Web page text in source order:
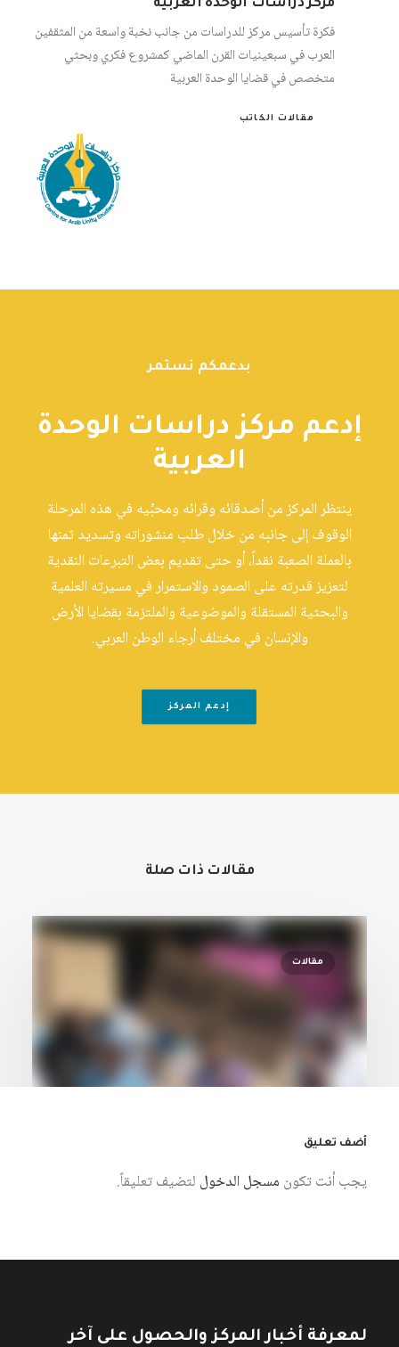
مركز دراسات الوحدة العربية
فكرة تأسيس مركز للدراسات من جانب نخبة واسعة من المثقفين
العرب في سبعينيات القرن الماضي كمشروع فكري وبحثي
متخصص في قضايا الوحدة العربية
مقالات الكاتب
بدعمكم نستمر
إدعم مركز دراسات الوحدة
العربية
ينتظر المركز من أصدقائه وقرائه ومحبِّيه في هذه المرحلة
الوقوف إلى جانبه من خلال طلب منشوراته وتسديد ثمنها
بالعملة الصعبة نقداً، أو حتى تقديم بعض التبرعات النقدية
لتعزيز قدرته على الصمود والاستمرار في مسيرته العلمية
والبحثية المستقلة والموضوعية والملتزمة بقضايا الأرض
والإنسان في مختلف أرجاء الوطن العربي.
إدعم المركز
مقالات ذات صلة
مقالات
27 يوليو، 2026
أضف تعليق
يجب أنت تكون مسجل الدخول لتضيف تعليقاً.
لمعرفة أخبار المركز والحصول على آخر